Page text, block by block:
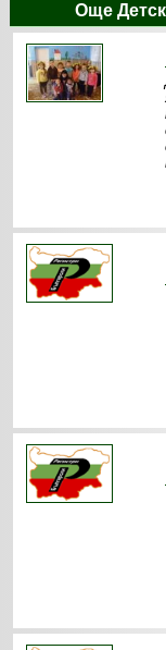
Още